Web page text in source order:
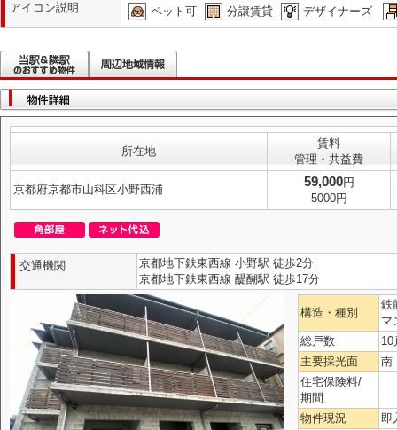
アイコン説明 ペット可 分譲賃貸 デザイナーズ
所在地
賃料
管理・共益費
京都府京都市山科区小野西浦
59,000円
5000円
交通機関
京都地下鉄東西線 小野駅 徒歩2分
京都地下鉄東西線 醍醐駅 徒歩17分
構造・種別
鉄
マ
総戸数
10
主要採光面
南
住宅保険料/
期間
物件現況
即